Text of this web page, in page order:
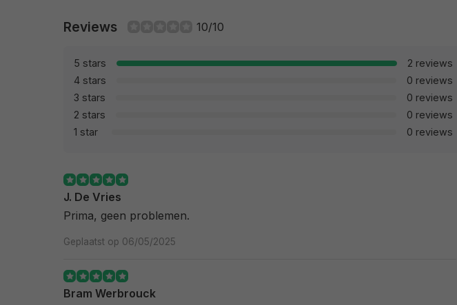
Reviews 10/10
5 stars
2 reviews
4 stars
0 reviews
3 stars
0 reviews
2 stars
0 reviews
1 star
0 reviews
J. De Vries
Prima, geen problemen.
Geplaatst op 06/05/2025
Bram Werbrouck